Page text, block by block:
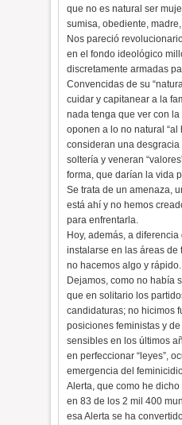
que no es natural ser
sumisa, obediente,
Nos pareció
en el fondo ideológico
discretamente armadas
Convencidas de su
cuidar y capitanear a la
nada tenga que ver con la
oponen a lo no natural “al
consideran una
soltería y veneran
forma, que darían la vida
Se trata de un amenaza,
está ahí y no hemos
para enfrentarla.
Hoy, además, a
instalarse en las áreas de
no hacemos algo y rápido.
Dejamos, como no había
que en solitario los
candidaturas; no hicimos
posiciones feministas y
sensibles en los últimos
en perfeccionar “leyes”,
emergencia del
Alerta, que como he
en 83 de los 2 mil 400
esa Alerta se ha